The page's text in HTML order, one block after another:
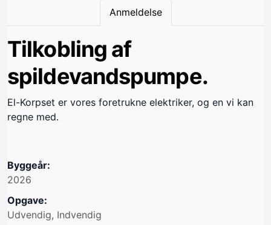
Anmeldelse
Tilkobling af
spildevandspumpe.
El-Korpset er vores foretrukne elektriker, og en vi kan
regne med.
Byggeår:
2026
Opgave:
Udvendig, Indvendig